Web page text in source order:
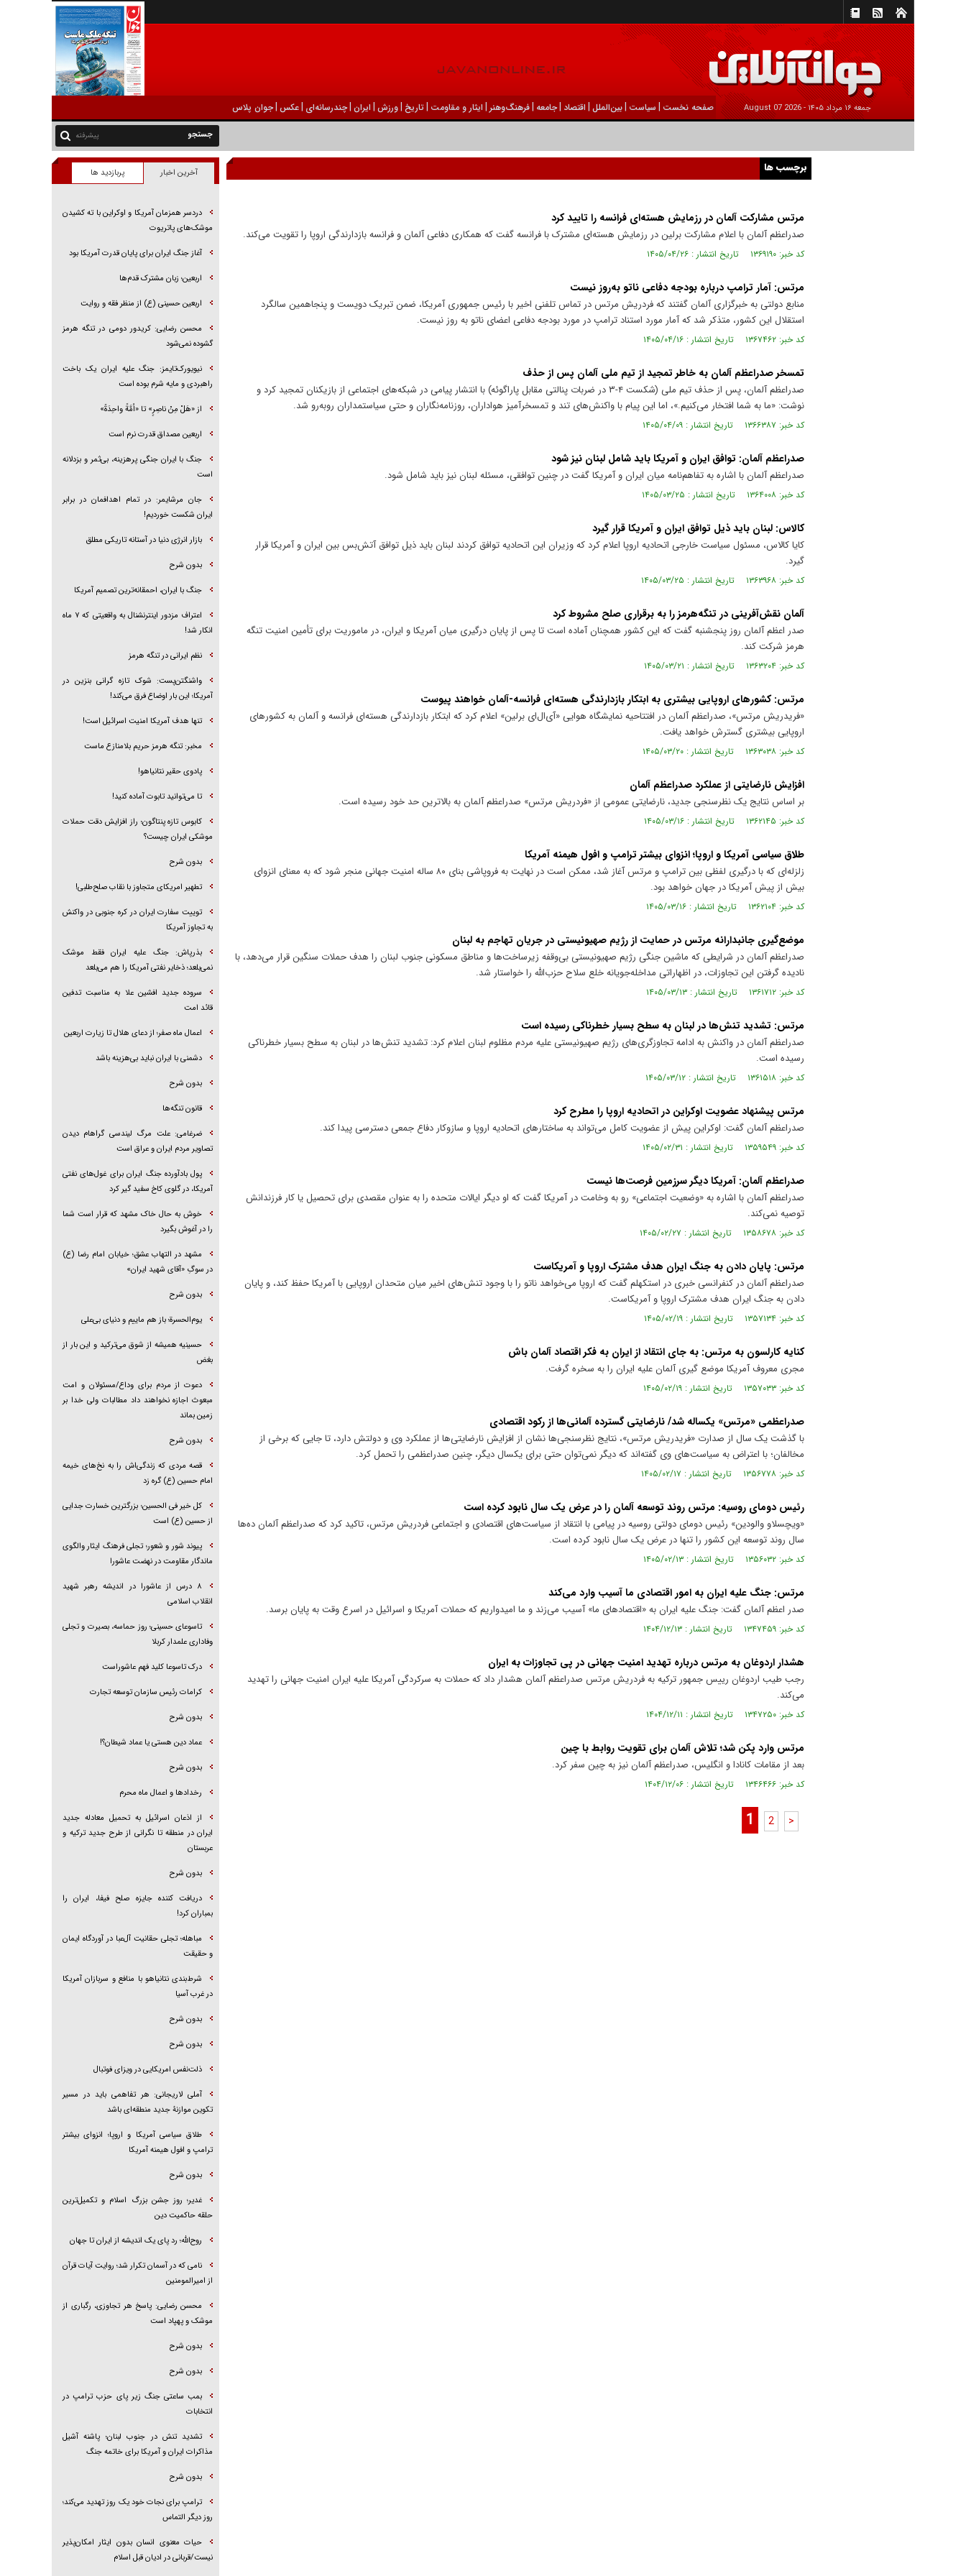
جمعه ۱۶ مرداد ۱۴۰۵ - 2026 August 07 صفحه نخست | سیاست |بين‌الملل | اقتصاد |جامعه |فرهنگ‌و‌هنر | ایثار و مقاومت |تاریخ |ورزش | ايران |چندرسانه‌ای |عکس |جوان پلاس
پیشرفته
برچسب ها
مرتس مشارکت آلمان در رزمایش هسته‌ای فرانسه را تایید کرد
صدراعظم آلمان با اعلام مشارکت برلین در رزمایش هسته‌ای مشترک با فرانسه گفت که همکاری دفاعی آلمان و فرانسه بازدارندگی اروپا را تقویت می‌کند.
کد خبر: ۱۳۶۹۱۹۰ تاریخ انتشار : ۱۴۰۵/۰۴/۲۶
مرتس: آمار ترامپ درباره بودجه دفاعی ناتو به‌روز نیست
منابع دولتی به خبرگزاری آلمان گفتند که فردریش مرتس در تماس تلفنی اخیر با رئیس جمهوری آمریکا، ضمن تبریک دویست و پنجاهمین سالگرد
استقلال این کشور، متذکر شد که آمار مورد استناد ترامپ در مورد بودجه دفاعی اعضای ناتو به روز نیست.
کد خبر: ۱۳۶۷۴۶۲ تاریخ انتشار : ۱۴۰۵/۰۴/۱۶
تمسخر صدراعظم آلمان به خاطر تمجید از تیم ملی آلمان پس از حذف
صدراعظم آلمان، پس از حذف تیم ملی (شکست ۴-۳ در ضربات پنالتی مقابل پاراگوئه) با انتشار پیامی در شبکه‌های اجتماعی از بازیکنان تمجید کرد و
نوشت: «ما به شما افتخار می‌کنیم.»، اما این پیام با واکنش‌های تند و تمسخرآمیز هواداران، روزنامه‌نگاران و حتی سیاستمداران رو‌به‌رو شد.
کد خبر: ۱۳۶۶۳۸۷ تاریخ انتشار : ۱۴۰۵/۰۴/۰۹
صدراعظم آلمان: توافق ایران و آمریکا باید شامل لبنان نیز شود
صدراعظم آلمان با اشاره به تفاهم‌نامه میان ایران و آمریکا گفت در چنین توافقی، مسئله لبنان نیز باید شامل شود.
کد خبر: ۱۳۶۴۰۰۸ تاریخ انتشار : ۱۴۰۵/۰۳/۲۵
کالاس: لبنان باید ذیل توافق ایران و آمریکا قرار گیرد
کایا کالاس، مسئول سیاست خارجی اتحادیه اروپا اعلام کرد که وزیران این اتحادیه توافق کردند لبنان باید ذیل توافق آتش‌بس بین ایران و آمریکا قرار
گیرد.
کد خبر: ۱۳۶۳۹۶۸ تاریخ انتشار : ۱۴۰۵/۰۳/۲۵
آلمان نقش‌آفرینی در تنگه‌هرمز را به برقراری صلح مشروط کرد
صدر اعظم آلمان روز پنجشنبه گفت که این کشور همچنان آماده است تا پس از پایان درگیری میان آمریکا و ایران، در ماموریت برای تأمین امنیت تنگه
هرمز شرکت کند.
کد خبر: ۱۳۶۳۲۰۴ تاریخ انتشار : ۱۴۰۵/۰۳/۲۱
مرتس: کشور‌های اروپایی بیشتری به ابتکار بازدارندگی هسته‌ای فرانسه-آلمان خواهند پیوست
«فریدریش مرتس»، صدراعظم آلمان در افتتاحیه نمایشگاه هوایی «آی‌ال‌ای برلین» اعلام کرد که ابتکار بازدارندگی هسته‌ای فرانسه و آلمان به کشور‌های
اروپایی بیشتری گسترش خواهد یافت.
کد خبر: ۱۳۶۳۰۳۸ تاریخ انتشار : ۱۴۰۵/۰۳/۲۰
افزایش نارضایتی از عملکرد صدراعظم آلمان
بر اساس نتایج یک نظرسنجی جدید، نارضایتی عمومی از «فردریش مرتس» صدراعظم آلمان به بالاترین حد خود رسیده است.
کد خبر: ۱۳۶۲۱۴۵ تاریخ انتشار : ۱۴۰۵/۰۳/۱۶
طلاق سیاسی آمریکا و اروپا؛ انزوای بیشتر ترامپ و افول هیمنه آمریکا
زلزله‌ای که با درگیری لفظی بین ترامپ و مرتس آغاز شد، ممکن است در نهایت به فروپاشی بنای ۸۰ ساله امنیت جهانی منجر شود که به معنای انزوای
بیش از پیش آمریکا در جهان خواهد بود.
کد خبر: ۱۳۶۲۱۰۴ تاریخ انتشار : ۱۴۰۵/۰۳/۱۶
موضع‌گیری جانبدارانه مرتس در حمایت از رژیم صهیونیستی در جریان تهاجم به لبنان
صدراعظم آلمان در شرایطی که ماشین جنگی رژیم صهیونیستی بی‌وقفه زیرساخت‌ها و مناطق مسکونی جنوب لبنان را هدف حملات سنگین قرار می‌دهد، با
نادیده گرفتن این تجاوزات، در اظهاراتی مداخله‌جویانه خلع سلاح حزب‌الله را خواستار شد.
کد خبر: ۱۳۶۱۷۱۲ تاریخ انتشار : ۱۴۰۵/۰۳/۱۳
مرتس: تشدید تنش‌ها در لبنان به سطح بسیار خطرناکی رسیده است
صدراعظم آلمان در واکنش به ادامه تجاوزگری‌های رژیم صهیونیستی علیه مردم مظلوم لبنان اعلام کرد: تشدید تنش‌ها در لبنان به سطح بسیار خطرناکی
رسیده است.
کد خبر: ۱۳۶۱۵۱۸ تاریخ انتشار : ۱۴۰۵/۰۳/۱۲
مرتس پیشنهاد عضویت اوکراین در اتحادیه اروپا را مطرح کرد
صدراعظم آلمان گفت: اوکراین پیش از عضویت کامل می‌تواند به ساختار‌های اتحادیه اروپا و سازوکار دفاع جمعی دسترسی پیدا کند.
کد خبر: ۱۳۵۹۵۴۹ تاریخ انتشار : ۱۴۰۵/۰۲/۳۱
صدراعظم آلمان: آمریکا دیگر سرزمین فرصت‌ها نیست
صدراعظم آلمان با اشاره به «وضعیت اجتماعی» رو به وخامت در آمریکا گفت که او دیگر ایالات متحده را به عنوان مقصدی برای تحصیل یا کار فرزندانش
توصیه نمی‌کند.
کد خبر: ۱۳۵۸۶۷۸ تاریخ انتشار : ۱۴۰۵/۰۲/۲۷
مرتس: پایان دادن به جنگ ایران هدف مشترک اروپا و آمریکاست
صدراعظم آلمان در کنفرانسی خبری در استکهلم گفت که اروپا می‌خواهد ناتو را با وجود تنش‌های اخیر میان متحدان اروپایی با آمریکا حفظ کند، و پایان
دادن به جنگ ایران هدف مشترک اروپا و آمریکاست.
کد خبر: ۱۳۵۷۱۳۴ تاریخ انتشار : ۱۴۰۵/۰۲/۱۹
کنایه کارلسون به مرتس: به جای انتقاد از ایران به فکر اقتصاد آلمان باش
مجری معروف آمریکا موضع گیری آلمان علیه ایران را به سخره گرفت.
کد خبر: ۱۳۵۷۰۳۳ تاریخ انتشار : ۱۴۰۵/۰۲/۱۹
صدراعظمی «مرتس» یکساله شد/ نارضایتی گسترده آلمانی‌ها از رکود اقتصادی
با گذشت یک سال از صدارت «فریدریش مرتس»، نتایج نظرسنجی‌ها نشان از افزایش نارضایتی‌ها از عملکرد وی و دولتش دارد، تا جایی که برخی از
مخالفان؛ با اعتراض به سیاست‌های وی گفته‌اند که دیگر نمی‌توان حتی برای یکسال دیگر، چنین صدراعظمی را تحمل کرد.
کد خبر: ۱۳۵۶۷۷۸ تاریخ انتشار : ۱۴۰۵/۰۲/۱۷
رئیس دومای روسیه: مرتس روند توسعه آلمان را در عرض یک سال نابود کرده است
«ویچسلاو والودین» رئیس دومای دولتی روسیه در پیامی با انتقاد از سیاست‌های اقتصادی و اجتماعی فردریش مرتس، تاکید کرد که صدراعظم آلمان ده‌ها
سال روند توسعه این کشور را تنها در عرض یک سال نابود کرده است.
کد خبر: ۱۳۵۶۰۳۲ تاریخ انتشار : ۱۴۰۵/۰۲/۱۳
مرتس: جنگ علیه ایران به امور اقتصادی ما آسیب وارد می‌کند
صدر اعظم آلمان گفت: جنگ علیه ایران به «اقتصادهای ما» آسیب می‌زند و ما امیدواریم که حملات آمریکا و اسرائیل در اسرع وقت به پایان برسد.
کد خبر: ۱۳۴۷۴۵۹ تاریخ انتشار : ۱۴۰۴/۱۲/۱۳
هشدار اردوغان به مرتس درباره تهدید امنیت جهانی در پی تجاوزات به ایران
رجب طیب اردوغان رییس جمهور ترکیه به فردریش مرتس صدراعظم آلمان هشدار داد که حملات به سرکردگی آمریکا علیه ایران امنیت جهانی را تهدید
می‌کند.
کد خبر: ۱۳۴۷۲۵۰ تاریخ انتشار : ۱۴۰۴/۱۲/۱۱
مرتس وارد پکن شد؛ تلاش آلمان برای تقویت روابط با چین
بعد از مقامات کانادا و انگلیس، صدراعظم آلمان نیز به چین سفر کرد.
کد خبر: ۱۳۴۶۴۶۶ تاریخ انتشار : ۱۴۰۴/۱۲/۰۶
1 2 >
آخرین اخبار پربازدید ها
دردسر همزمان آمریکا و اوکراین با ته کشیدن
موشک‌های پاتریوت
آغاز جنگ ایران برای پایان قدرت آمریکا بود
اربعین؛ زبان مشترک قدم‌ها
اربعین حسینی (ع) از منظر فقه و روایت
محسن رضایی: کریدور دومی در تنگه هرمز
گشوده نمی‌شود
نیویورک‌تایمز: جنگ علیه ایران یک باخت
راهبردی و مایه شرم بوده است
از «هَلْ مِنْ ناصِرٍ» تا «اُمَّةً واحِدَةً»
اربعین مصداق قدرت نرم است
جنگ با ایران جنگی پرهزینه، بی‌ثمر و بزدلانه
است
جان مرشایمر: در تمام اهدافمان در برابر
ایران شکست خوردیم!
بازار انرژی دنیا در آستانه تاریکی مطلق
بدون شرح
جنگ با ایران، احمقانه‌ترین تصمیم آمریکا
اعتراف مزدور اینترنشنال به واقعیتی که ۷ ماه
انکار شد!
نظم ایرانی در تنگه هرمز
واشنگتن‌پست: شوک تازه گرانی بنزین در
آمریکا؛ این بار اوضاع فرق می‌کند!
تنها هدف آمریکا امنیت اسرائیل است!
مخبر: تنگه هرمز حریم بلامنازع ماست
پادوی حقیر نتانیاهو!
تا می‌توانید تابوت آماده کنید!
کابوس تازه پنتاگون؛ راز افزایش دقت حملات
موشکی ایران چیست؟
بدون شرح
تطهیر امریکای متجاوز با نقاب صلح‌طلبی!
توییت سفارت ایران در کره جنوبی در واکنش
به تجاوز آمریکا
بذرپاش: ‏جنگ علیه ایران فقط موشک
نمی‌بلعد؛ ذخایر نفتی آمریکا را هم می‌بلعد
سروده جدید افشین علا به مناسبت تدفین
قائد امت
اعمال ماه صفر؛ از دعای هلال تا زیارت اربعین
دشمنی با ایران نباید بی‌هزینه باشد
بدون شرح
قانون تنگه‌ها
ضرغامی: علت مرگ لیندسی گراهام دیدن
تصاویر مردم ایران و عراق است
پول بادآورده جنگ ایران برای غول‌های نفتی
آمریکا، در گلوی کاخ سفید گیر کرد
خوش به حال خاک مشهد که قرار است شما
را در آغوش بگیرد
مشهد در التهاب عشق؛ خیابان امام رضا (ع)
در سوگِ «آقای شهید ایران»
بدون شرح
یوم‌الحسرة؛ باز هم ماییم و دنیای بی‌علی
حسینیه همیشه از شوق می‌ترکید و این بار از
بغض
دعوت از مردم برای وداع/مسئولان و امت
مبعوث اجازه نخواهند داد مطالبات ولی خدا بر
زمین بماند
بدون شرح
قصه مردی که زندگی‌اش را به نخ‌های خیمه
امام حسین (ع) گره زد
کل خیر فی الحسین؛ بزرگترین خسارت جدایی
از حسین (ع) است
پیوند شور و شعور؛ تجلی فرهنگ ایثار والگوی
ماندگار مقاومت در نهضت عاشورا
۸ درس از عاشورا در اندیشه رهبر شهید
انقلاب اسلامی
تاسوعای حسینی؛ روز حماسه، بصیرت و تجلی
وفاداری علمدار کربلا
درک تاسوعا کلید فهم عاشوراست
کرامات رئیس سازمان توسعه تجارت
بدون شرح
عماد دین هستی یا عماد شیطان؟!
بدون شرح
رخداد‌ها و اعمال ماه محرم
از اذعان اسرائیل به تحمیل معادله جدید
ایران در منطقه تا نگرانی از طرح جدید ترکیه و
عربستان
بدون شرح
دریافت کننده جایزه صلح فیفا، ایران را
بمباران کرد!
مباهله؛ تجلی حقانیت آل‌عبا در آوردگاه ایمان
و حقیقت
شرط‌بندی نتانیاهو با منافع و سربازان آمریکا
در غرب آسیا
بدون شرح
بدون شرح
ذلت‌نفس امریکایی در ویزای فوتبال
آملی لاریجانی: هر تفاهمی باید در مسیر
تکوین موازنۀ جدید منطقه‌ای باشد
طلاق سیاسی آمریکا و اروپا؛ انزوای بیشتر
ترامپ و افول هیمنه آمریکا
بدون شرح
غدیر؛ روز جشن بزرگ اسلام و تکمیل‌ترین
حلقه حاکمیت دین
روح‌الله؛ رد پای یک اندیشه از ایران تا جهان
نامی که در آسمان تکرار شد؛ روایت آیات قرآن
از امیرالمومنین
محسن رضایی: پاسخ هر تجاوزی، رگباری از
موشک و پهپاد است
بدون شرح
بدون شرح
بمب ساعتی جنگ زیر پای حزب ترام‍پ در
انتخابات
تشدید تنش در جنوب لبنان؛ پاشنه آشیل
مذاکرات ایران و آمریکا برای خاتمه جنگ
بدون شرح
ترامپ برای نجات خود یک روز تهدید می‌کند؛
روز دیگر التماس
حیات معنوی انسان بدون ایثار امکان‌پذیر
نیست/قربانی در ادیان قبل اسلام